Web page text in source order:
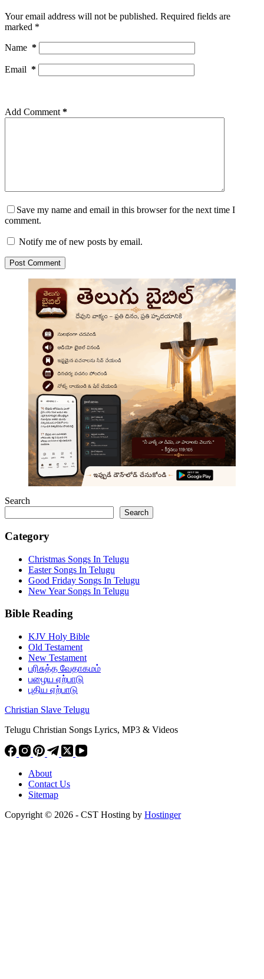
Your email address will not be published. Required fields are
marked *
Name *
Email *
Add Comment *
Save my name and email in this browser for the next time I
comment.
Notify me of new posts by email.
Post Comment
Search
Search
Category
Christmas Songs In Telugu
Easter Songs In Telugu
Good Friday Songs In Telugu
New Year Songs In Telugu
Bible Reading
KJV Holy Bible
Old Testament
New Testament
பரிசுத்த வேதாகமம்
பழைய ஏற்பாடு
புதிய ஏற்பாடு
Christian Slave Telugu
Telugu Christian Songs Lyrics, MP3 & Videos
About
Contact Us
Sitemap
Copyright © 2026 - CST Hosting by Hostinger